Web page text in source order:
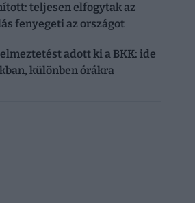
teljesen elfogytak az
fenyegeti az országot
adott ki a BKK: ide
különben órákra